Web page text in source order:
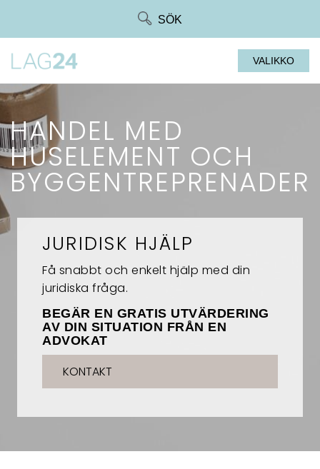
SÖK
VALIKKO
HANDEL MED
HUSELEMENT OCH
BYGGENTREPRENADER
JURIDISK HJÄLP
Få snabbt och enkelt hjälp med din
juridiska fråga.
BEGÄR EN GRATIS UTVÄRDERING
AV DIN SITUATION FRÅN EN
ADVOKAT
KONTAKT